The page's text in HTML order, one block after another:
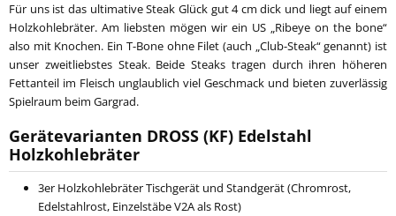
Für uns ist das ultimative Steak Glück gut 4 cm dick und liegt auf einem
Holzkohlebräter. Am liebsten mögen wir ein US „Ribeye on the bone“
also mit Knochen. Ein T-Bone ohne Filet (auch „Club-Steak“ genannt) ist
unser zweitliebstes Steak. Beide Steaks tragen durch ihren höheren
Fettanteil im Fleisch unglaublich viel Geschmack und bieten zuverlässig
Spielraum beim Gargrad.
Gerätevarianten DROSS (KF) Edelstahl
Holzkohlebräter
3er Holzkohlebräter Tischgerät und Standgerät (Chromrost,
Edelstahlrost, Einzelstäbe V2A als Rost)